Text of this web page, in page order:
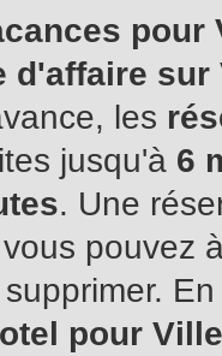
pour
d'affaire
les
jusqu'à 6
. Une
pouvez
pour